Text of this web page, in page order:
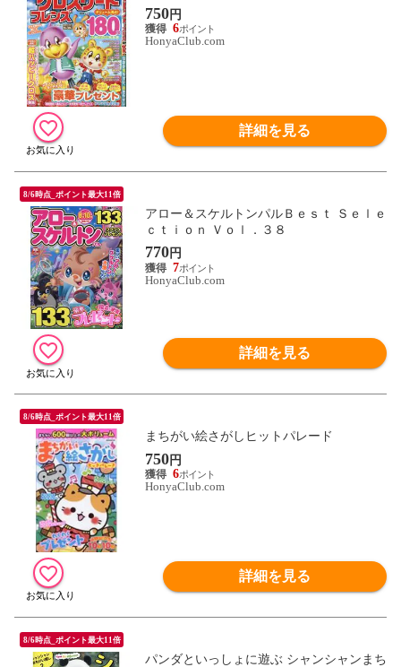
750円
6
HonyaClub.com
詳細を見る
8/6時点_ポイント最大11倍
アロー＆スケルトンパルＢｅｓｔ Ｓｅｌｅ
ｃｔｉｏｎ Ｖｏｌ．３８
770円
7
HonyaClub.com
詳細を見る
8/6時点_ポイント最大11倍
まちがい絵さがしヒットパレード
750円
6
HonyaClub.com
詳細を見る
8/6時点_ポイント最大11倍
パンダといっしょに遊ぶ シャンシャンまち